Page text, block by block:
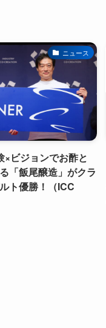
ニュース
×ビジョンでお酢と
「飯尾醸造」がクラ
ト優勝！（ICC